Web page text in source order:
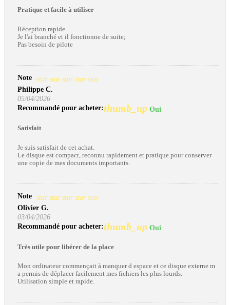
Pratique et facile à utiliser
Réception rapide.
Je l'ai branché et il fonctionne de suite;
Pas besoin de pilote
Note star star star star star
Philippe C.
05/04/2026
Recommandé pour acheter:thumb_up Oui
Satisfait
Je suis satisfait de cet achat.
Le disque est compact, reconnu rapidement et pratique pour conserver
une copie de mes documents importants.
Note star star star star star
Olivier G.
03/04/2026
Recommandé pour acheter:thumb_up Oui
Très utile pour libérer de la place
Mon ordinateur commençait à manquer d espace et ce disque externe m
a permis de déplacer facilement mes fichiers les plus lourds.
Utilisation simple et rapide.